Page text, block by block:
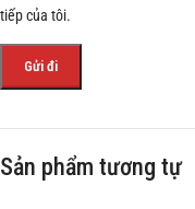
tiếp của tôi.
Sản phẩm tương tự